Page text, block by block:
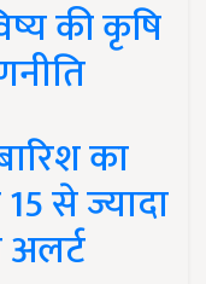
की कृषि
का
से ज्यादा